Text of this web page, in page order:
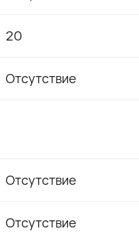
20
Отсутствие
Отсутствие
Отсутствие